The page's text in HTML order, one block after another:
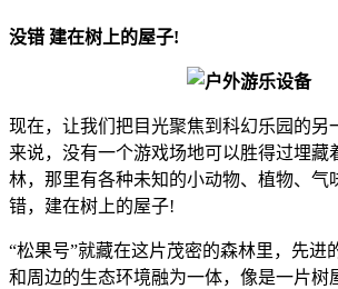
没错 建在树上的屋子!
现在，让我们把目光聚焦到科幻乐园的另
来说，没有一个游戏场地可以胜得过埋藏
林，那里有各种未知的小动物、植物、气
错，建在树上的屋子!
“松果号”就藏在这片茂密的森林里，先进
和周边的生态环境融为一体，像是一片树